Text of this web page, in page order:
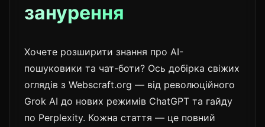
занурення
Хочете розширити знання про AI-
пошуковики та чат-боти? Ось добірка свіжих
оглядів з Webscraft.org — від революційного
Grok AI до нових режимів ChatGPT та гайду
по Perplexity. Кожна стаття — це повний